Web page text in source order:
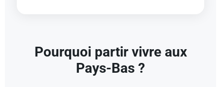
Pourquoi partir vivre aux
Pays-Bas ?